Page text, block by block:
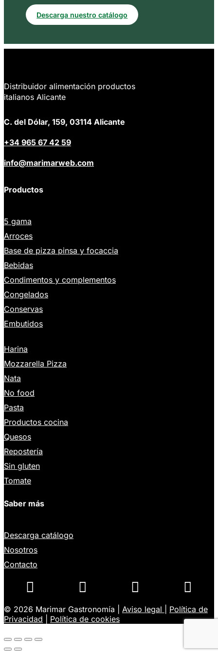
Descarga nuestro catálogo
Distribuidor alimentación productos
italianos Alicante
C. del Dólar, 159, 03114 Alicante
+34 965 67 42 59
info@marimarweb.com
Productos
5 gama
Arroces
Base de pizza pinsa y focaccia
Bebidas
Condimentos y complementos
Congelados
Conservas
Embutidos
Harina
Mozzarella Pizza
Nata
No food
Pasta
Productos cocina
Quesos
Repostería
Sin gluten
Tomate
Saber más
Descarga catálogo
Nosotros
Contacto
   
© 2026 Marimar Gastronomía | Aviso legal
Política de
Privacidad
Política de cookies